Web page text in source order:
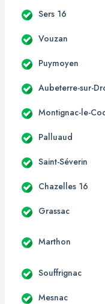
Sers 16
Vouzan
Puymoyen
Aubeterre-sur-
Montignac-le-
Palluaud
Saint-Séverin
Chazelles 16
Grassac
Marthon
Souffrignac
Mesnac